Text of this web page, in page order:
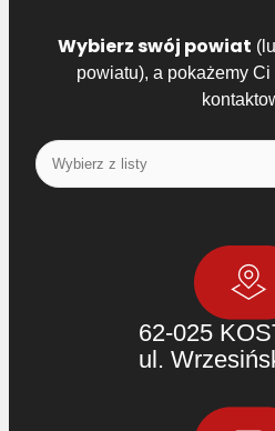
Wybierz swój powiat
powiatu), a pokażemy
62-025
ul.